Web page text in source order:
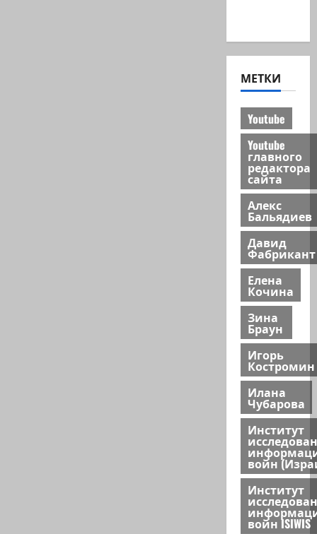
МЕТКИ
Youtube
Youtube
главного
редактора
сайта
Алекс
Бальядиев
Давид
Фабрикант
Елена
Кочина
Зина
Браун
Игорь
Костромин
Илана
Чубарова
Институт
войн
Институт
войн ISIWIS